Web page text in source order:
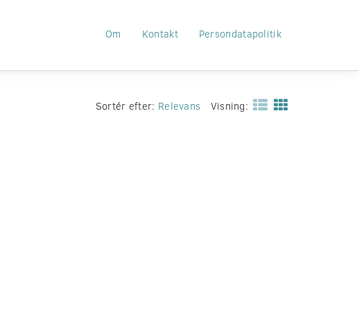
Om Kontakt Persondatapolitik
Sortér efter: Relevans Visning: